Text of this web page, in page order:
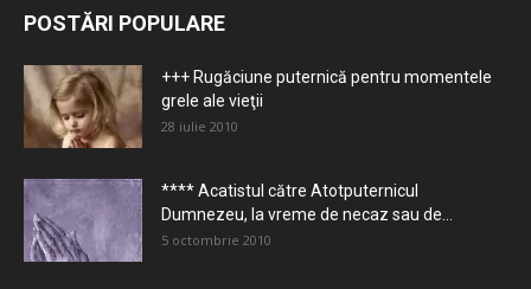
POSTĂRI POPULARE
+++ Rugăciune puternică pentru momentele
grele ale vieţii
28 iulie 2010
**** Acatistul către Atotputernicul
Dumnezeu, la vreme de necaz sau de...
5 octombrie 2010